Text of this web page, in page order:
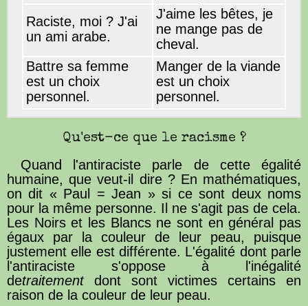
Raciste, moi ? J'ai
un ami arabe.
J'aime les bêtes, je
ne mange pas de
cheval.
Battre sa femme
est un choix
personnel.
Manger de la viande
est un choix
personnel.
Qu'est-ce que le racisme ?
Quand l'antiraciste parle de cette égalité
humaine, que veut-il dire ? En mathématiques,
on dit « Paul = Jean » si ce sont deux noms
pour la même personne. Il ne s'agit pas de cela.
Les Noirs et les Blancs ne sont en général pas
égaux par la couleur de leur peau, puisque
justement elle est différente. L'égalité dont parle
l'antiraciste s'oppose à l'inégalité
detraitementdont sont victimes certains en
raison de la couleur de leur peau.